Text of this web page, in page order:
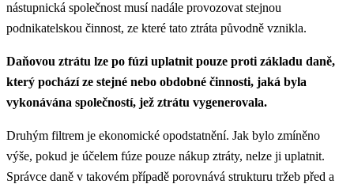
nástupnická společnost musí nadále provozovat stejnou
podnikatelskou činnost, ze které tato ztráta původně vznikla.
Daňovou ztrátu lze po fúzi uplatnit pouze proti základu daně,
který pochází ze stejné nebo obdobné činnosti, jaká byla
vykonávána společností, jež ztrátu vygenerovala.
Druhým filtrem je ekonomické opodstatnění. Jak bylo zmíněno
výše, pokud je účelem fúze pouze nákup ztráty, nelze ji uplatnit.
Správce daně v takovém případě porovnává strukturu tržeb před a